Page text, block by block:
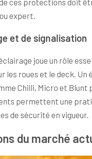
expert.
et de signalisation
joue un rôle
roues et le deck. Un
Chilli, Micro et
permettent une
de sécurité en vigueur.
du marché